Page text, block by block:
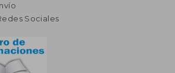
Sociales